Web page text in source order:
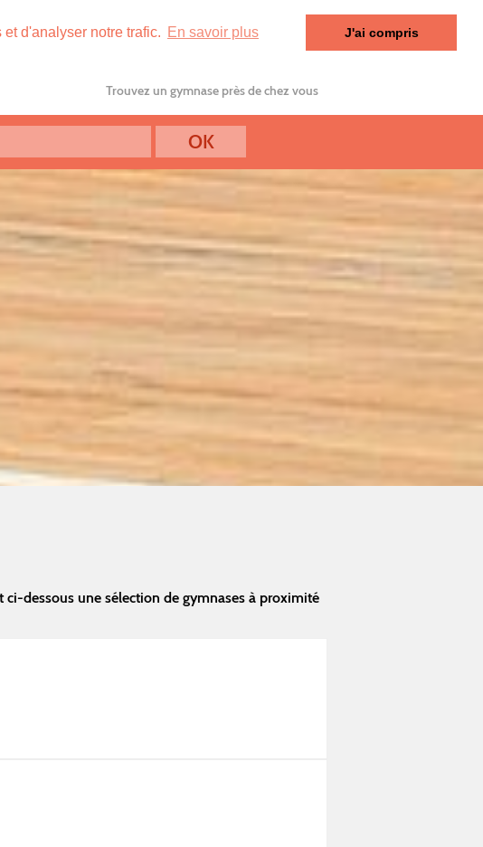
d'analyser notre trafic. En savoir plus J'ai compris
Trouvez un gymnase près de chez vous
dessous une sélection de gymnases à proximité